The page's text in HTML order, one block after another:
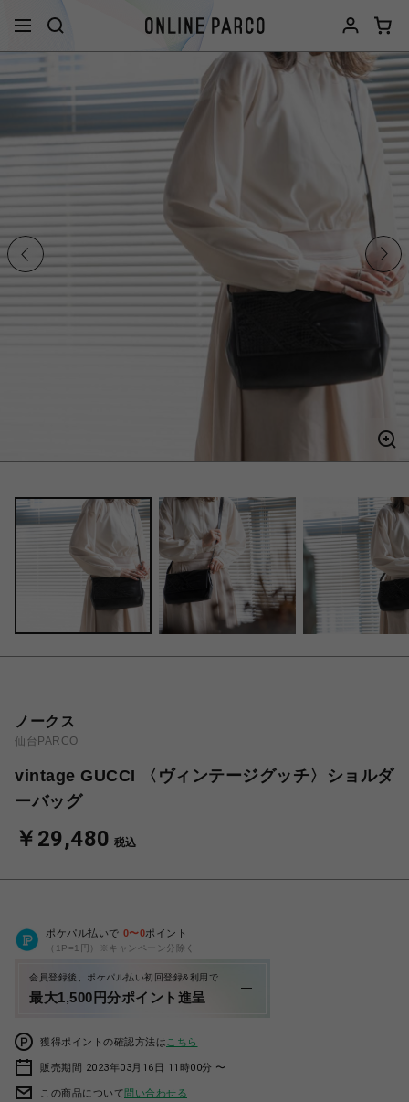
ノークス
仙台PARCO
vintage GUCCI 〈ヴィンテージグッチ〉ショルダ
ーバッグ
￥29,480 税込
ポケパル払いで 0〜0ポイント
（1P=1円）※キャンペーン分除く
会員登録後、ポケパル払い初回登録&利用で
最大1,500円分ポイント進呈
獲得ポイントの確認方法は こちら
販売期間 2023年03月16日 11時00分 〜
この商品について問い合わせる